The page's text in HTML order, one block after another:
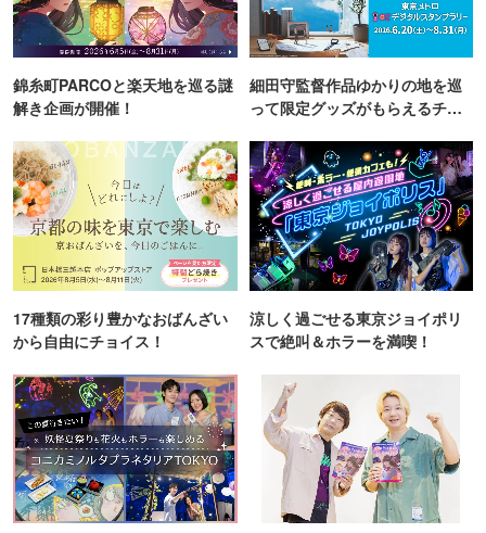
©立東舎
©今井キラ ©げみ ©しきみ ©ねこ助 ©ホノジロトヲジ©マツ
オヒロミ ©夜汽車
錦糸町PARCOと楽天地を巡る謎
解き企画が開催！
細田守監督作品ゆかりの地を巡
って限定グッズがもらえるチャ
17種類の彩り豊かなおばんざい
から自由にチョイス！
涼しく過ごせる東京ジョイポリ
スで絶叫＆ホラーを満喫！